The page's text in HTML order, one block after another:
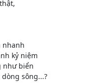
nhanh
kỷ niệm
như biển
sông...?